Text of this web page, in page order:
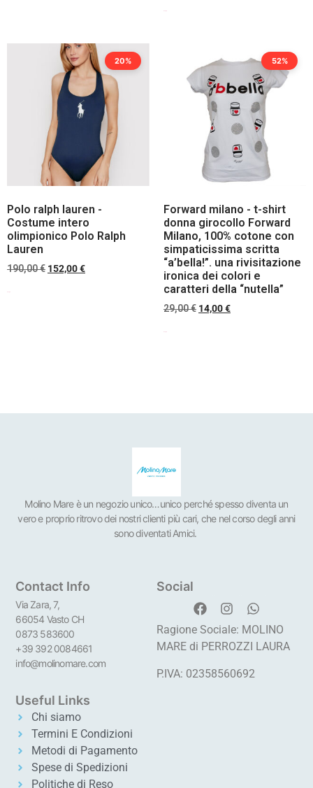
20%
Polo ralph lauren -
Costume intero
olimpionico Polo Ralph
Lauren
190,00€ 152,00€
52%
Forward milano - t-shirt
donna girocollo Forward
Milano, 100% cotone con
simpaticissima scritta
“a’bella!”. una rivisitazione
ironica dei colori e
caratteri della “nutella”
29,00€ 14,00€
Molino Mare è un negozio unico…unico perché spesso diventa un
vero e proprio ritrovo dei nostri clienti più cari, che nel corso degli anni
sono diventati Amici.
Contact Info
Via Zara, 7,
66054 Vasto CH
0873 583600
+39 392 0084661
info@molinomare.com
Social
Ragione Sociale: MOLINO
MARE di PERROZZI LAURA
P.IVA: 02358560692
Useful Links
Chi siamo
Termini E Condizioni
Metodi di Pagamento
Spese di Spedizioni
Politiche di Reso